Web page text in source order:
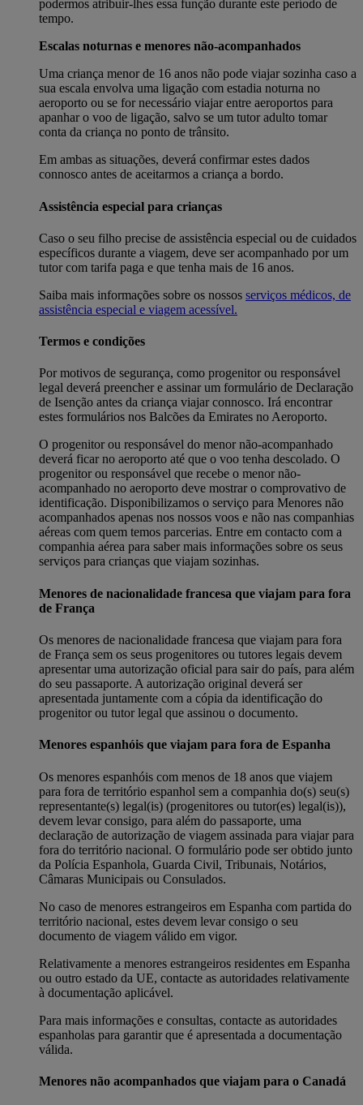
podermos atribuir-lhes essa função durante este período de
tempo.
Escalas noturnas e menores não-acompanhados
Uma criança menor de 16 anos não pode viajar sozinha caso a
sua escala envolva uma ligação com estadia noturna no
aeroporto ou se for necessário viajar entre aeroportos para
apanhar o voo de ligação, salvo se um tutor adulto tomar
conta da criança no ponto de trânsito.
Em ambas as situações, deverá confirmar estes dados
connosco antes de aceitarmos a criança a bordo.
Assistência especial para crianças
Caso o seu filho precise de assistência especial ou de cuidados
específicos durante a viagem, deve ser acompanhado por um
tutor com tarifa paga e que tenha mais de 16 anos.
Saiba mais informações sobre os nossos serviços médicos, de
assistência especial e viagem acessível.
Termos e condições
Por motivos de segurança, como progenitor ou responsável
legal deverá preencher e assinar um formulário de Declaração
de Isenção antes da criança viajar connosco. Irá encontrar
estes formulários nos Balcões da Emirates no Aeroporto.
O progenitor ou responsável do menor não-acompanhado
deverá ficar no aeroporto até que o voo tenha descolado. O
progenitor ou responsável que recebe o menor não-
acompanhado no aeroporto deve mostrar o comprovativo de
identificação. Disponibilizamos o serviço para Menores não
acompanhados apenas nos nossos voos e não nas companhias
aéreas com quem temos parcerias. Entre em contacto com a
companhia aérea para saber mais informações sobre os seus
serviços para crianças que viajam sozinhas.
Menores de nacionalidade francesa que viajam para fora
de França
Os menores de nacionalidade francesa que viajam para fora
de França sem os seus progenitores ou tutores legais devem
apresentar uma autorização oficial para sair do país, para além
do seu passaporte. A autorização original deverá ser
apresentada juntamente com a cópia da identificação do
progenitor ou tutor legal que assinou o documento.
Menores espanhóis que viajam para fora de Espanha
Os menores espanhóis com menos de 18 anos que viajem
para fora de território espanhol sem a companhia do(s) seu(s)
representante(s) legal(is) (progenitores ou tutor(es) legal(is)),
devem levar consigo, para além do passaporte, uma
declaração de autorização de viagem assinada para viajar para
fora do território nacional. O formulário pode ser obtido junto
da Polícia Espanhola, Guarda Civil, Tribunais, Notários,
Câmaras Municipais ou Consulados.
No caso de menores estrangeiros em Espanha com partida do
território nacional, estes devem levar consigo o seu
documento de viagem válido em vigor.
Relativamente a menores estrangeiros residentes em Espanha
ou outro estado da UE, contacte as autoridades relativamente
à documentação aplicável.
Para mais informações e consultas, contacte as autoridades
espanholas para garantir que é apresentada a documentação
válida.
Menores não acompanhados que viajam para o Canadá